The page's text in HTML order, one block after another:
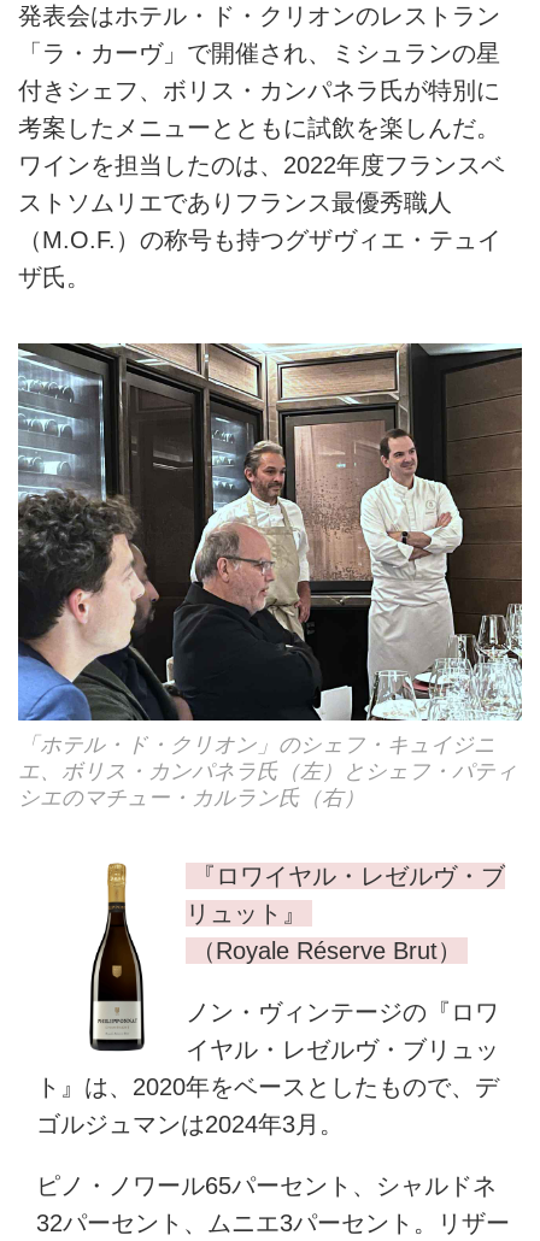
発表会はホテル・ド・クリオンのレストラン
「ラ・カーヴ」で開催され、ミシュランの星
付きシェフ、ボリス・カンパネラ氏が特別に
考案したメニューとともに試飲を楽しんだ。
ワインを担当したのは、2022年度フランスベ
ストソムリエでありフランス最優秀職人
（M.O.F.）の称号も持つグザヴィエ・テュイ
ザ氏。
「ホテル・ド・クリオン」のシェフ・キュイジニ
エ、ボリス・カンパネラ氏（左）とシェフ・パティ
シエのマチュー・カルラン氏（右）
『ロワイヤル・レゼルヴ・ブ
リュット』
（Royale Réserve Brut）
ノン・ヴィンテージの『ロワ
イヤル・レゼルヴ・ブリュッ
ト』は、2020年をベースとしたもので、デ
ゴルジュマンは2024年3月。
ピノ・ノワール65パーセント、シャルドネ
32パーセント、ムニエ3パーセント。リザー